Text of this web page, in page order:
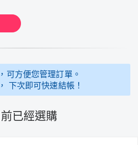
，可方便您管理訂單。
， 下次即可快速結帳！
已經選購